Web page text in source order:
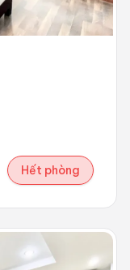
Hết phòng